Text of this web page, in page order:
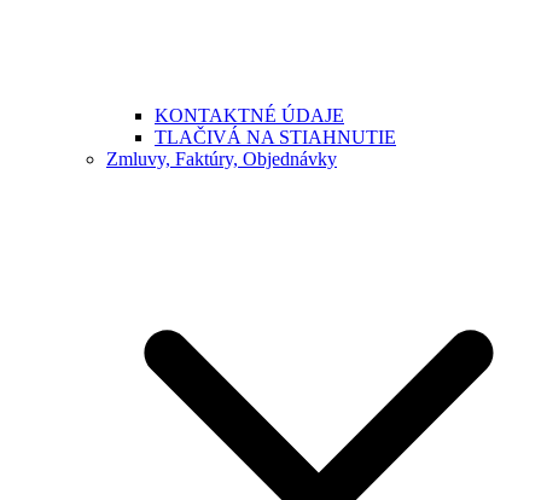
KONTAKTNÉ ÚDAJE
TLAČIVÁ NA STIAHNUTIE
Zmluvy, Faktúry, Objednávky